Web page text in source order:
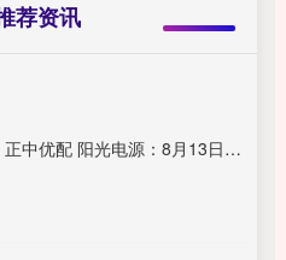
荐资讯
正中优配 阳光电源：8月13日融券卖出3900股，融资融券余额43.15亿元